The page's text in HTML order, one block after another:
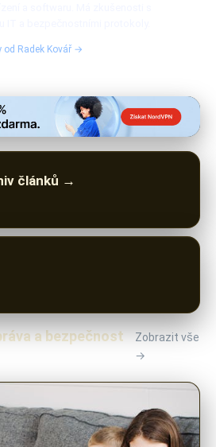
od Radek Kovář →
článků →
a bezpečnost
Zobrazit vše
→